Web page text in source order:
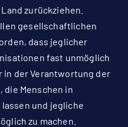
zurückziehen.
gesellschaftlichen
dass jeglicher
fast unmöglich
in der Verantwortung der
Menschen in
und jegliche
zu machen.